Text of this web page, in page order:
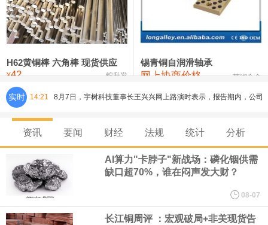
铸造铝合金锭(ZLD104) 24,300—24,500 24,400
压铸锌合金锭 26,500—26,700
氯化镍 38,300—40,300 39,300 0
H62黄铜棒 六角棒 现货供应
¥42 锦升发
锡青铜自润滑轴承
网上协商价格 芜湖合金
实时 14:21 8月7日，宇树科技董事长王兴兴网上路演时表示，报告期内，公司
研发费用金额分别为4,995.18万元、7,001.70万元、14,496.56万
元，最近3年复合增长率达70.36%，呈快速增长趋势，并形成多项
核心技术和知识产权。截至2026年1月31日，公司拥有262项专利权
（含境内发明专利20项）。
资讯 要闻 财经 法规 统计 分析
AI算力"卡脖子"新战场：磷化铟供需
缺口超70%，谁在闷声发大财？
08-07
长江铜周评 ：宏观破局+非美现货告